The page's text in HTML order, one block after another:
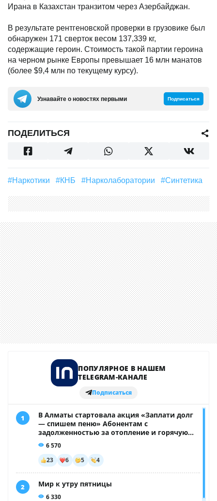
Ирана в Казахстан транзитом через Азербайджан.
В результате рентгеновской проверки в грузовике был
обнаружен 171 сверток весом 137,339 кг,
содержащие героин. Стоимость такой партии героина
на черном рынке Европы превышает 16 млн манатов
(более $9,4 млн по текущему курсу).
Узнавайте о новостях первыми Подписаться
ПОДЕЛИТЬСЯ
#наркотики #КНБ #нарколаборатории #синтетика